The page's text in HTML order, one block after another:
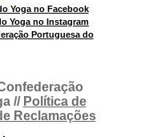
// Política de
Reclamações